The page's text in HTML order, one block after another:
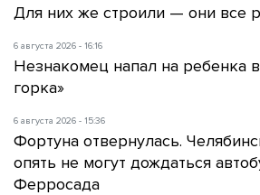
Для них же строили — они все
6 августа 2026 - 16:16
Незнакомец напал на ребенка
горка»
6 августа 2026 - 15:36
Фортуна отвернулась.
опять не могут дождаться
Ферросада